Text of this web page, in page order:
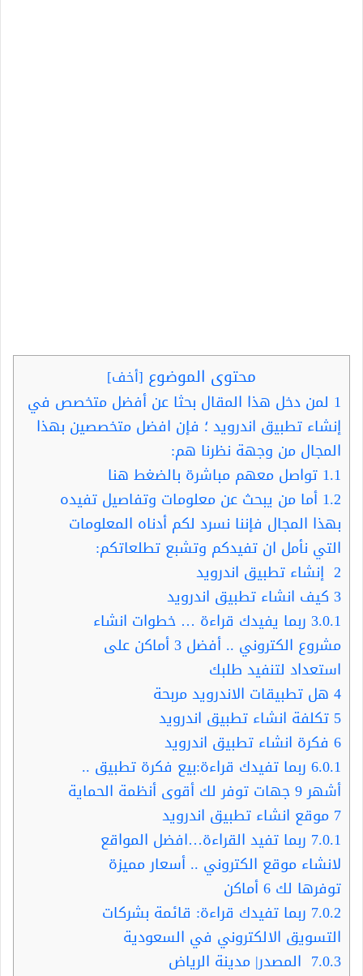
محتوى الموضوع [أخف]
1 لمن دخل هذا المقال بحثا عن أفضل متخصص في
إنشاء تطبيق اندرويد ؛ فإن افضل متخصصين بهذا
المجال من وجهة نظرنا هم:
1.1 تواصل معهم مباشرة بالضغط هنا
1.2 أما من يبحث عن معلومات وتفاصيل تفيده
بهذا المجال فإننا نسرد لكم أدناه المعلومات
التي نأمل ان تفيدكم وتشبع تطلعاتكم:
2 إنشاء تطبيق اندرويد
3 كيف انشاء تطبيق اندرويد
3.0.1 ربما يفيدك قراءة … خطوات انشاء
مشروع الكتروني .. أفضل 3 أماكن على
استعداد لتنفيد طلبك
4 هل تطبيقات الاندرويد مربحة
5 تكلفة انشاء تطبيق اندرويد
6 فكرة انشاء تطبيق اندرويد
6.0.1 ربما تفيدك قراءة:بيع فكرة تطبيق ..
أشهر 9 جهات توفر لك أقوى أنظمة الحماية
7 موقع انشاء تطبيق اندرويد
7.0.1 ربما تفيد القراءة…افضل المواقع
لانشاء موقع الكتروني .. أسعار مميزة
توفرها لك 6 أماكن
7.0.2 ربما تفيدك قراءة: قائمة بشركات
التسويق الالكتروني في السعودية
7.0.3 المصدر| مدينة الرياض